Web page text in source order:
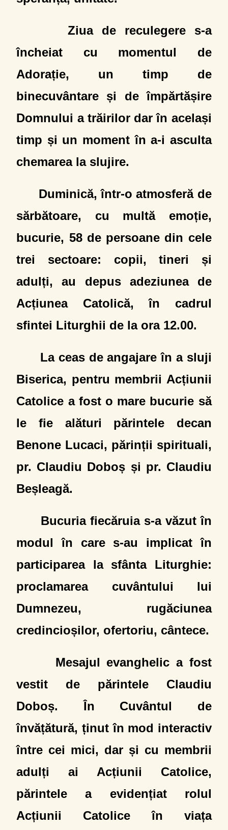
Ziua de reculegere s-a
încheiat cu momentul de
Adorație, un timp de
binecuvântare și de împărtășire
Domnului a trăirilor dar în același
timp și un moment în a-i asculta
chemarea la slujire.
Duminică, într-o atmosferă de
sărbătoare, cu multă emoție,
bucurie, 58 de persoane din cele
trei sectoare: copii, tineri și
adulți, au depus adeziunea de
Acțiunea Catolică, în cadrul
sfintei Liturghii de la ora 12.00.
La ceas de angajare în a sluji
Biserica, pentru membrii Acțiunii
Catolice a fost o mare bucurie să
le fie alături părintele decan
Benone Lucaci, părinții spirituali,
pr. Claudiu Doboș și pr. Claudiu
Beșleagă.
Bucuria fiecăruia s-a văzut în
modul în care s-au implicat în
participarea la sfânta Liturghie:
proclamarea cuvântului lui
Dumnezeu, rugăciunea
credincioșilor, ofertoriu, cântece.
Mesajul evanghelic a fost
vestit de părintele Claudiu
Doboș. În Cuvântul de
învățătură, ținut în mod interactiv
între cei mici, dar și cu membrii
adulți ai Acțiunii Catolice,
părintele a evidențiat rolul
Acțiunii Catolice în viața